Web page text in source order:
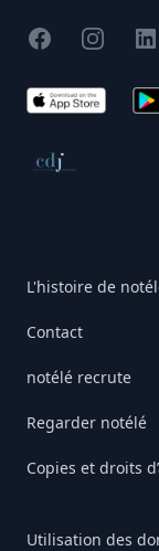
FacebookInstagram
X
App Store
Conseil de
L'histoire de
Contact
notélé recrute
Regarder notélé
Copies et droits
Utilisation des